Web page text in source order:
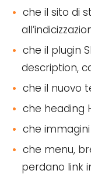
che il sito di
che il plugin
description,
che il nuovo
che heading
che
che menu,
perdano link